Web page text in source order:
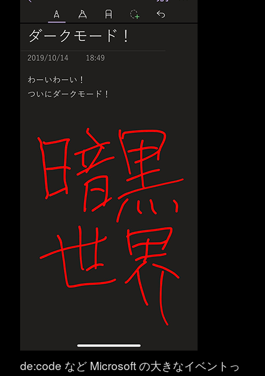
de:code など Microsoft の大きなイベントっ